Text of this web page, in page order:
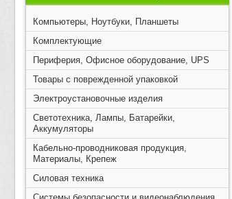
Компьютеры, Ноутбуки, Планшеты
Комплектующие
Периферия, Офисное оборудование, UPS
Товары с поврежденной упаковкой
Электроустановочные изделия
Светотехника, Лампы, Батарейки,
Аккумуляторы
Кабельно-проводниковая продукция,
Материалы, Крепеж
Силовая техника